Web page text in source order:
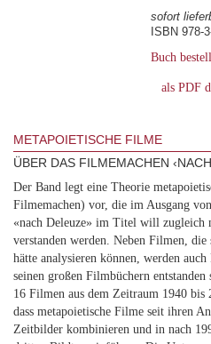
sofort
ISBN 978-
Buch
als PDF
METAPOIETISCHE FILME
ÜBER DAS FILMEMACHEN
Der Band legt eine Theorie
Filmemachen) vor, die im Ausgang
«nach Deleuze» im Titel will zugleich
verstanden werden. Neben Filmen, die
hätte analysieren können, werden
seinen großen Filmbüchern
16 Filmen aus dem Zeitraum 1940 bis
dass metapoietische Filme seit ihren
Zeitbilder kombinieren und in nach